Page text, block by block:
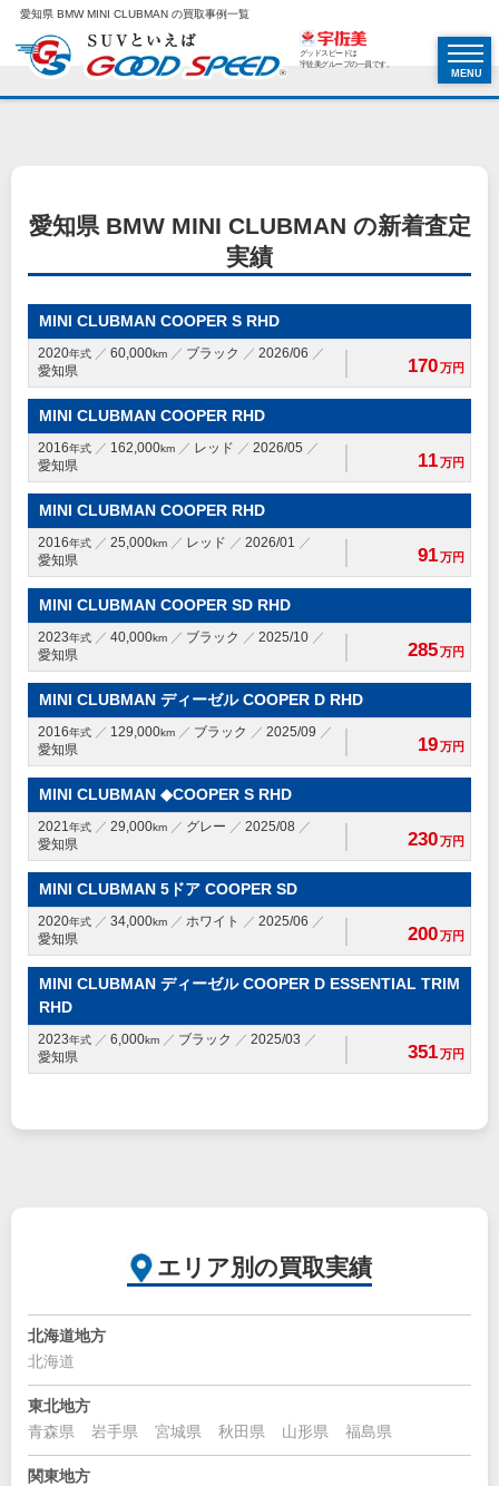
愛知県 BMW MINI CLUBMAN の買取事例一覧
グッドスピードは
宇佐美グループの一員です。
MENU
愛知県 BMW MINI CLUBMAN の新着査定
実績
MINI CLUBMAN COOPER S RHD
2020年式 60,000km ブラック
2026/06
愛知県
170万円
MINI CLUBMAN COOPER RHD
2016年式 162,000km レッド
2026/05
愛知県
11万円
MINI CLUBMAN COOPER RHD
2016年式 25,000km レッド
2026/01
愛知県
91万円
MINI CLUBMAN COOPER SD RHD
2023年式 40,000km ブラック
2025/10
愛知県
285万円
MINI CLUBMAN ディーゼル COOPER D RHD
2016年式 129,000km ブラック
2025/09
愛知県
19万円
MINI CLUBMAN ◆COOPER S RHD
2021年式 29,000km グレー
2025/08
愛知県
230万円
MINI CLUBMAN 5ドア COOPER SD
2020年式 34,000km ホワイト
2025/06
愛知県
200万円
MINI CLUBMAN ディーゼル COOPER D ESSENTIAL TRIM
RHD
2023年式 6,000km ブラック
2025/03
愛知県
351万円
エリア別の買取実績
北海道地方
北海道
東北地方
青森県
岩手県 宮城県 秋田県 山形県 福島県
関東地方